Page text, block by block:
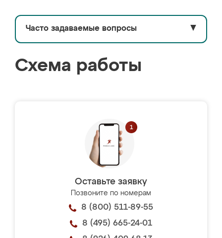
Часто задаваемые вопросы ▼
Схема работы
Оставьте заявку
Позвоните по номерам
8 (800) 511-89-55
8 (495) 665-24-01